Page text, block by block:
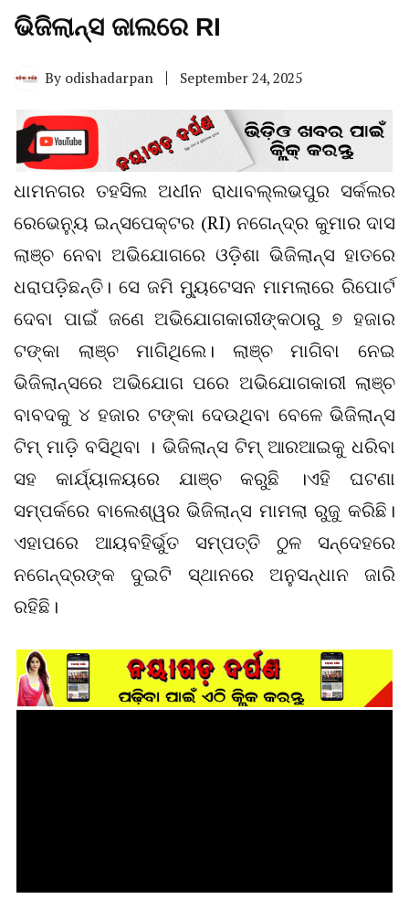
ଭିଜିଲାନ୍ସ ଜାଲରେ RI
By odishadarpan September 24, 2025
ଧାମନଗର ତହସିଲ ଅଧୀନ ରାଧାବଲ୍ଲଭପୁର ସର୍କଲର
ରେଭେନ୍ୟୁ ଇନ୍ସପେକ୍ଟର (RI) ନଗେନ୍ଦ୍ର କୁମାର ଦାସ
ଲାଞ୍ଚ ନେବା ଅଭିଯୋଗରେ ଓଡ଼ିଶା ଭିଜିଲାନ୍ସ ହାତରେ
ଧରାପଡ଼ିଛନ୍ତି। ସେ ଜମି ମ୍ୟୁଟେସନ ମାମଲାରେ ରିପୋର୍ଟ
ଦେବା ପାଇଁ ଜଣେ ଅଭିଯୋଗକାରୀଙ୍କଠାରୁ ୭ ହଜାର
ଟଙ୍କା ଲାଞ୍ଚ ମାଗିଥିଲେ। ଲାଞ୍ଚ ମାଗିବା ନେଇ
ଭିଜିଲାନ୍ସରେ ଅଭିଯୋଗ ପରେ ଅଭିଯୋଗକାରୀ ଲାଞ୍ଚ
ବାବଦକୁ ୪ ହଜାର ଟଙ୍କା ଦେଉଥିବା ବେଳେ ଭିଜିଲାନ୍ସ
ଟିମ୍ ମାଡ଼ି ବସିଥିବା । ଭିଜିଲାନ୍ସ ଟିମ୍ ଆରଆଇକୁ ଧରିବା
ସହ କାର୍ଯ୍ୟାଳୟରେ ଯାଞ୍ଚ କରୁଛି ।ଏହି ଘଟଣା
ସମ୍ପର୍କରେ ବାଲେଶ୍ୱର ଭିଜିଲାନ୍ସ ମାମଲା ରୁଜୁ କରିଛି।
ଏହାପରେ ଆୟବହିର୍ଭୁତ ସମ୍ପତ୍ତି ଠୁଳ ସନ୍ଦେହରେ
ନଗେନ୍ଦ୍ରଙ୍କ ଦୁଇଟି ସ୍ଥାନରେ ଅନୁସନ୍ଧାନ ଜାରି
ରହିଛି।